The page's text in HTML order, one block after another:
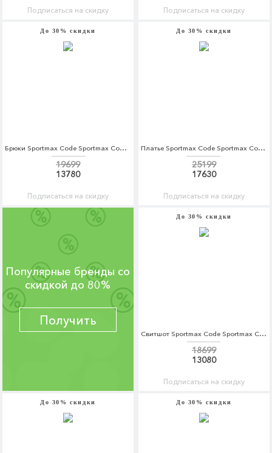
Подписаться на скидку Подписаться на скидку
До 30% скидки
Брюки Sportmax Code Sportmax Code SP027EWTMG52
19699
13780
Подписаться на скидку
До 30% скидки
Платье Sportmax Code Sportmax Code SP027EWTMG97
25199
17630
Подписаться на скидку
Популярные бренды со
скидкой до 80%
Получить
До 30% скидки
Свитшот Sportmax Code Sportmax Code SP027EWBSXN3
18699
13080
Подписаться на скидку
До 30% скидки До 30% скидки